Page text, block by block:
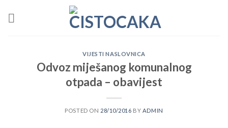
VIJESTI NASLOVNICA
Odvoz miješanog komunalnog
otpada – obavijest
POSTED ON 28/10/2016 BY ADMIN